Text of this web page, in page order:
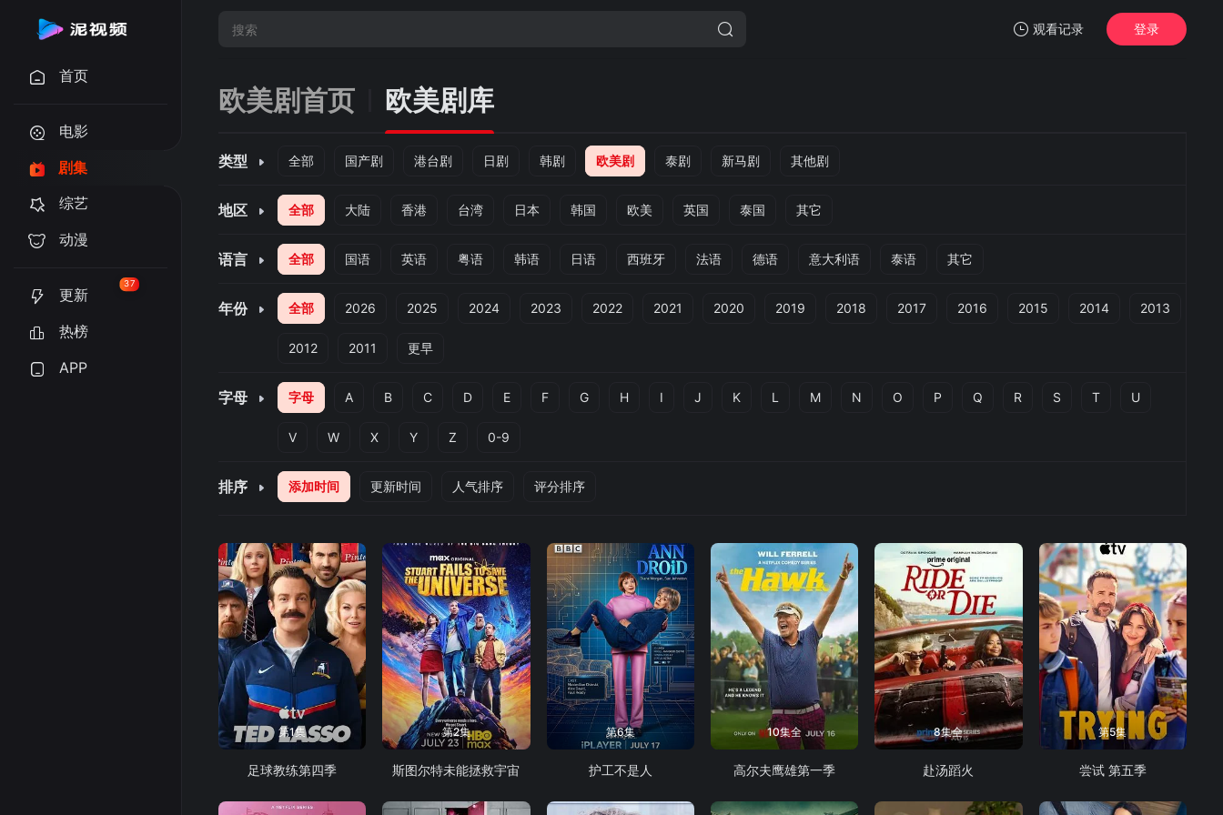
观看记录 登录
首页
电影
剧集
综艺
动漫
更新
37
热榜
APP
欧美剧首页 欧美剧库
类型 全部 国产剧 港台剧 日剧 韩剧 欧美剧 泰剧 新马剧 其他剧
地区 全部 大陆 香港 台湾 日本 韩国 欧美 英国 泰国 其它
语言 全部 国语 英语 粤语 韩语 日语 西班牙 法语 德语 意大利语 泰语 其它
年份 全部 2026 2025 2024 2023 2022 2021 2020 2019 2018 2017 2016 2015 2014 2013
2012 2011 更早
字母 字母 A B C D E F G H I J K L M N O P Q R S T U
V W X Y Z 0-9
排序 添加时间 更新时间 人气排序 评分排序
第1集
足球教练第四季
第2集
斯图尔特未能拯救宇宙
第6集
护工不是人
10集全
高尔夫鹰雄第一季
8集全
赴汤蹈火
第5集
尝试 第五季